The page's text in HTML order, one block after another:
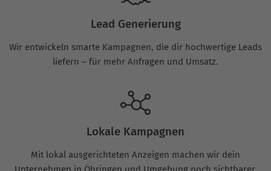
Lead Generierung
Wir entwickeln smarte Kampagnen, die dir hochwertige Leads
liefern – für mehr Anfragen und Umsatz.
Lokale Kampagnen
Mit lokal ausgerichteten Anzeigen machen wir dein